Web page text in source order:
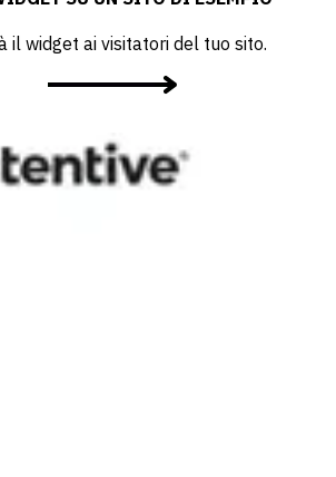
il widget ai visitatori del tuo sito.